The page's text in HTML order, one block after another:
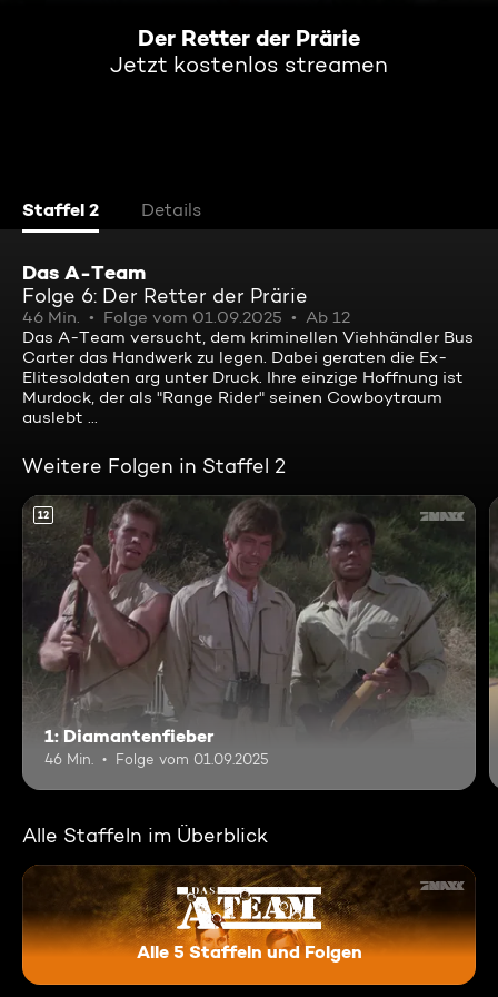
Der Retter der Prärie
Jetzt kostenlos streamen
Staffel 2 Details
Das A-Team
Folge 6: Der Retter der Prärie
46 Min. Folge vom 01.09.2025
Ab 12
Das A-Team versucht, dem kriminellen Viehhändler Bus
Carter das Handwerk zu legen. Dabei geraten die Ex-
Elitesoldaten arg unter Druck. Ihre einzige Hoffnung ist
Murdock, der als "Range Rider" seinen Cowboytraum
auslebt ...
Weitere Folgen in Staffel 2
12
1: Diamantenfieber
46 Min. Folge vom 01.09.2025
Alle Staffeln im Überblick
Alle 5 Staffeln und Folgen